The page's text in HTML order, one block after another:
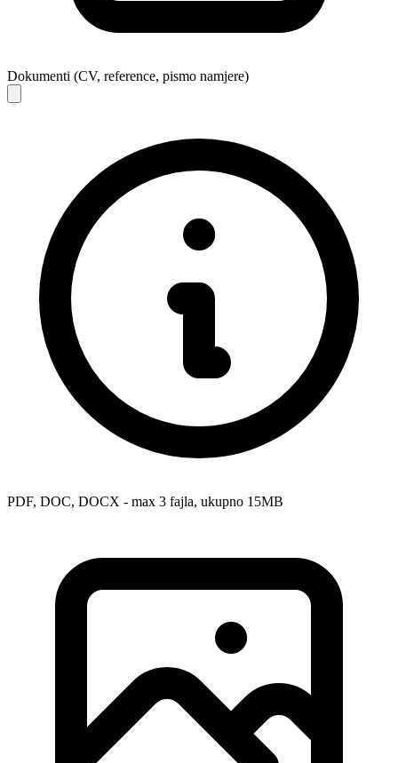
Dokumenti (CV, reference, pismo namjere)
PDF, DOC, DOCX - max 3 fajla, ukupno 15MB